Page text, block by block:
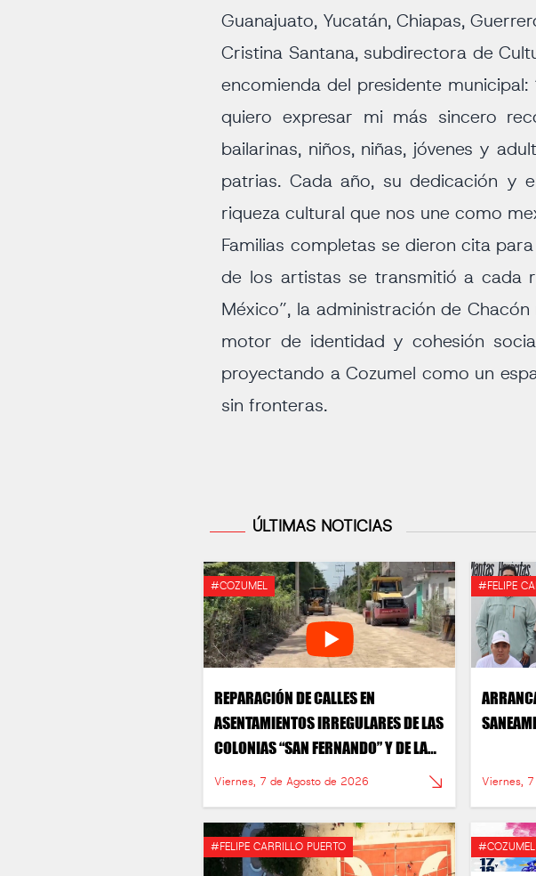
Guanajuato, Yucatán, Chiapas,
Cristina Santana, subdirectora de
encomienda del presidente
quiero expresar mi más sincero
bailarinas, niños, niñas, jóvenes y
patrias. Cada año, su dedicación y
riqueza cultural que nos une como
Familias completas se dieron cita
de los artistas se transmitió a cada
México”, la administración de
motor de identidad y cohesión
proyectando a Cozumel como un
sin fronteras.
ÚLTIMAS NOTICIAS
#COZUMEL
REPARACIÓN DE CALLES EN
ASENTAMIENTOS IRREGULARES DE LAS
COLONIAS “SAN FERNANDO” Y DE LA
“ESPERANZA”
Viernes, 7 de Agosto de 2026
#FELIPE
Viernes,
#FELIPE CARRILLO PUERTO #COZUMEL